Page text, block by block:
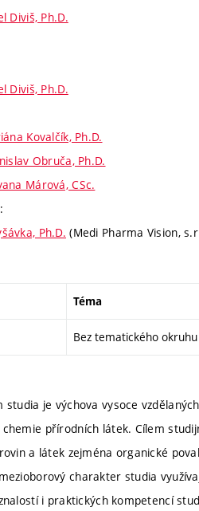
Diviš, Ph.D.
Diviš, Ph.D.
Kovalčík, Ph.D.
Obruča, Ph.D.
Márová, CSc.
:
Ph.D. (Medi Pharma Vision,
Téma
Bez tematického okruhu
studia je výchova vysoce
přírodních látek. Cílem
a látek zejména organické
charakter studia
i praktických kompetencí